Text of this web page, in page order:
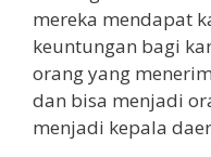
mereka mendapat
keuntungan bagi
orang yang
dan bisa menjadi
menjadi kepala